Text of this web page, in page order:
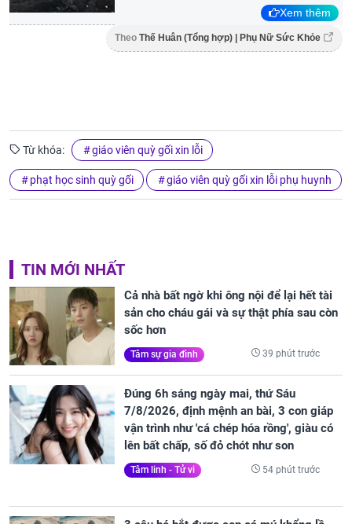
Xem thêm
Theo Thế Huân (Tổng hợp) | Phụ Nữ Sức Khỏe
Từ khóa: giáo viên quỳ gối xin lỗi
phạt học sinh quỳ gối giáo viên quỳ gối xin lỗi phụ huynh
TIN MỚI NHẤT
Cả nhà bất ngờ khi ông nội để lại hết tài
sản cho cháu gái và sự thật phía sau còn
sốc hơn
Tâm sự gia đình 39 phút trước
Đúng 6h sáng ngày mai, thứ Sáu
7/8/2026, định mệnh an bài, 3 con giáp
vận trình như 'cá chép hóa rồng', giàu có
lên bất chấp, số đỏ chót như son
Tâm linh - Tử vi 54 phút trước